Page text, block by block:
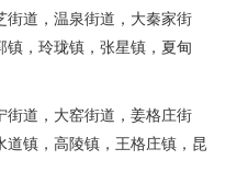
街道，温泉街道，大秦家街
镇，玲珑镇，张星镇，夏甸
街道，大窑街道，姜格庄街
道镇，高陵镇，王格庄镇，昆